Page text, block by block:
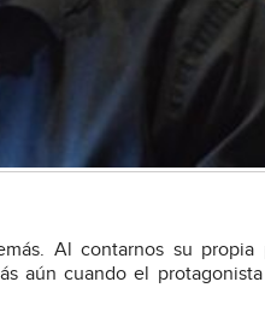
Al contarnos su propia
aún cuando el